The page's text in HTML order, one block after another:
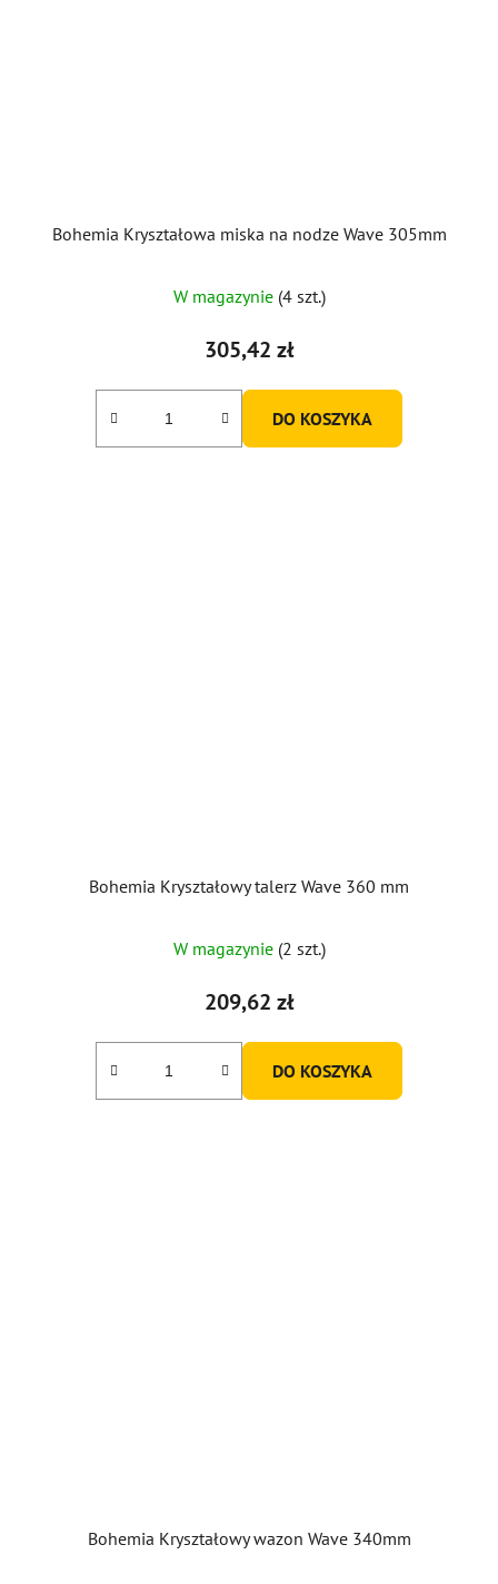
Bohemia Kryształowa miska na nodze Wave 305mm
W magazynie (4 szt.)
305,42 zł
DO KOSZYKA
Bohemia Kryształowy talerz Wave 360 ​​mm
W magazynie (2 szt.)
209,62 zł
DO KOSZYKA
Bohemia Kryształowy wazon Wave 340mm